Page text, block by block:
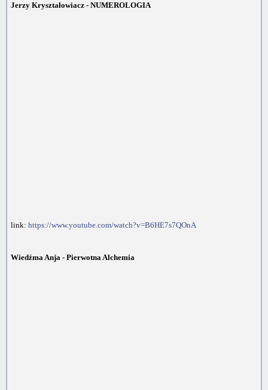
Jerzy Kryształowiacz - NUMEROLOGIA
link: https://www.youtube.com/watch?v=B6HE7s7QOnA
Wiedźma Anja - Pierwotna Alchemia